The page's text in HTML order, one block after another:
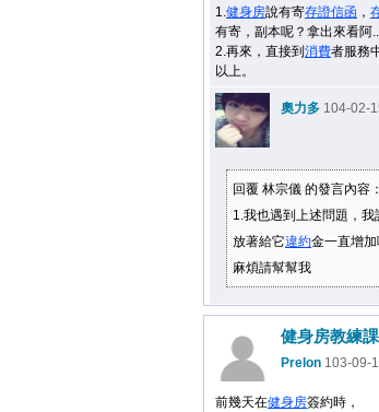
1.健身房說有寄存證信函 ，
有寄，副本呢？拿出來看阿
2.再來，直接到 消費者服務
以上。
奧力多 104-02-
回覆 林宗儀 的發言內容：
1.我也遇到上述問題，我
放著給它違約金一直增
麻煩請幫幫我
健身房教練課
Prelon 103-09-
前幾天在健身房簽約時，